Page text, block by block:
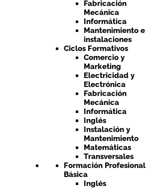
Fabricación
Mecánica
Informática
Mantenimiento e
instalaciones
Ciclos Formativos
Comercio y
Marketing
Electricidad y
Electrónica
Fabricación
Mecánica
Informática
Inglés
Instalación y
Mantenimiento
Matemáticas
Transversales
Formación Profesional
Básica
Inglés